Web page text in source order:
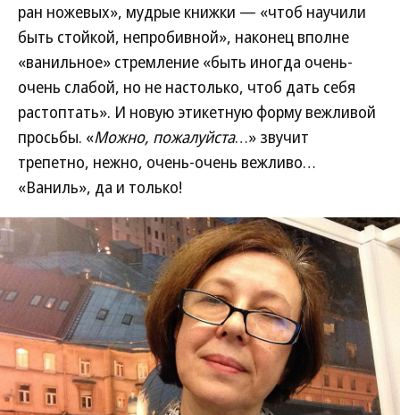
ран ножевых», мудрые книжки — «чтоб научили
быть стойкой, непробивной», наконец вполне
«ванильное» стремление «быть иногда очень-
очень слабой, но не настолько, чтоб дать себя
растоптать». И новую этикетную форму вежливой
просьбы. «Можно, пожалуйста…» звучит
трепетно, нежно, очень-очень вежливо…
«Ваниль», да и только!